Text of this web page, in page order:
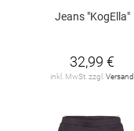
Jeans "KogElla"
32,99 €
inkl. MwSt. zzgl.Versand